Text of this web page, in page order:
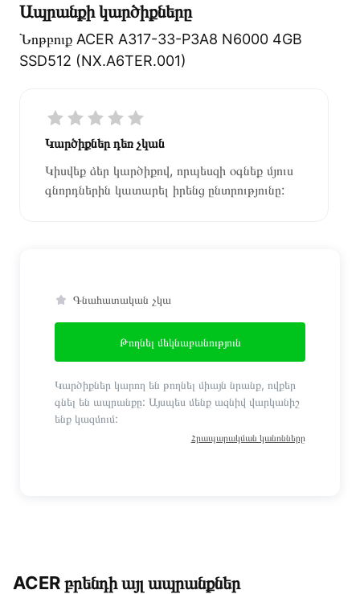
Ապրանքի կարծիքները
Նոթբուք ACER A317-33-P3A8 N6000 4GB
SSD512 (NX.A6TER.001)
Կարծիքներ դեռ չկան
Կիսվեք ձեր կարծիքով, որպեսզի օգնեք մյուս
գնորդներին կատարել իրենց ընտրությունը:
Գնահատական չկա
Թողնել մեկնաբանություն
Կարծիքներ կարող են թողնել միայն նրանք, ովքեր
գնել են ապրանքը: Այսպես մենք ազնիվ վարկանիշ
ենք կազմում:
Հրապարակման կանոնները
ACER բրենդի այլ ապրանքներ